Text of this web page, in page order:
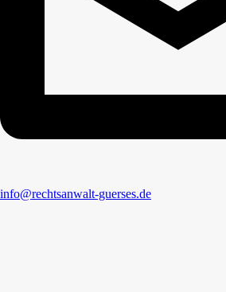
info@rechtsanwalt-guerses.de